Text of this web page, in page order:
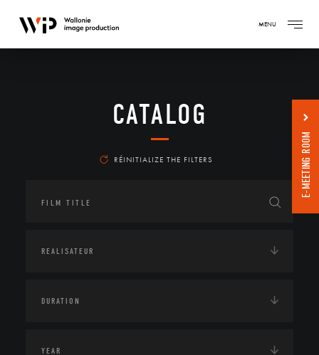
MENU
CATALOG
RÉINITIALIZE THE FILTERS E-MEETING ROOM